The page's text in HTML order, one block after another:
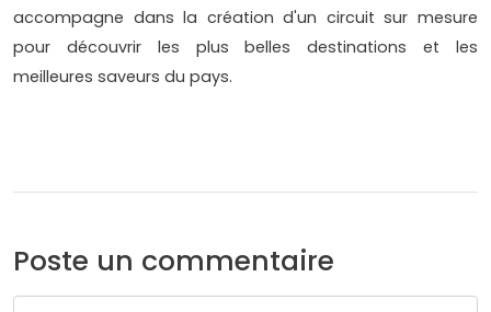
accompagne dans la création d'un circuit sur mesure
pour découvrir les plus belles destinations et les
meilleures saveurs du pays.
Poste un commentaire